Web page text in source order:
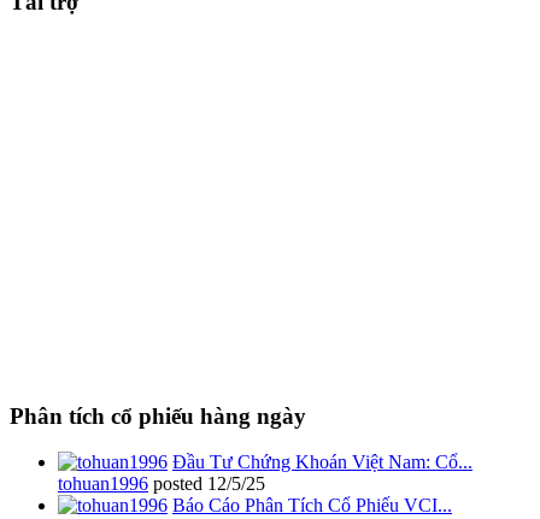
Phân tích cổ phiếu hàng ngày
Đầu Tư Chứng Khoán Việt Nam: Cổ...
tohuan1996 posted 12/5/25
Báo Cáo Phân Tích Cổ Phiếu VCI...